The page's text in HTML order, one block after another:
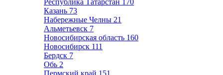
Республика Татарстан 170
Казань 73
Набережные Челны 21
Альметьевск 7
Новосибирская область 160
Новосибирск 111
Бердск 7
Обь 2
Пермский край 151